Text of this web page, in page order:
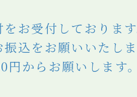
お受付しております
振込をお願いいたしま
円から お願いします。